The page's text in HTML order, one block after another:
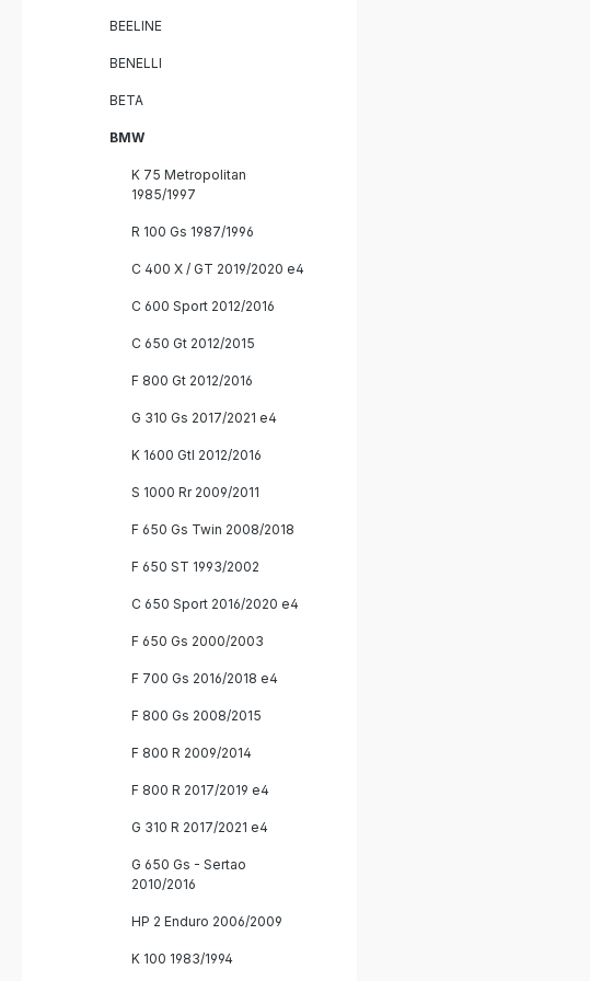
BEELINE
BENELLI
BETA
BMW
K 75 Metropolitan
1985/1997
R 100 Gs 1987/1996
C 400 X / GT 2019/2020 e4
C 600 Sport 2012/2016
C 650 Gt 2012/2015
F 800 Gt 2012/2016
G 310 Gs 2017/2021 e4
K 1600 Gtl 2012/2016
S 1000 Rr 2009/2011
F 650 Gs Twin 2008/2018
F 650 ST 1993/2002
C 650 Sport 2016/2020 e4
F 650 Gs 2000/2003
F 700 Gs 2016/2018 e4
F 800 Gs 2008/2015
F 800 R 2009/2014
F 800 R 2017/2019 e4
G 310 R 2017/2021 e4
G 650 Gs - Sertao
2010/2016
HP 2 Enduro 2006/2009
K 100 1983/1994